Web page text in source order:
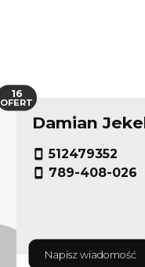
Damian
512479352
789-408-026
Napisz wiadomość
16
OFERT